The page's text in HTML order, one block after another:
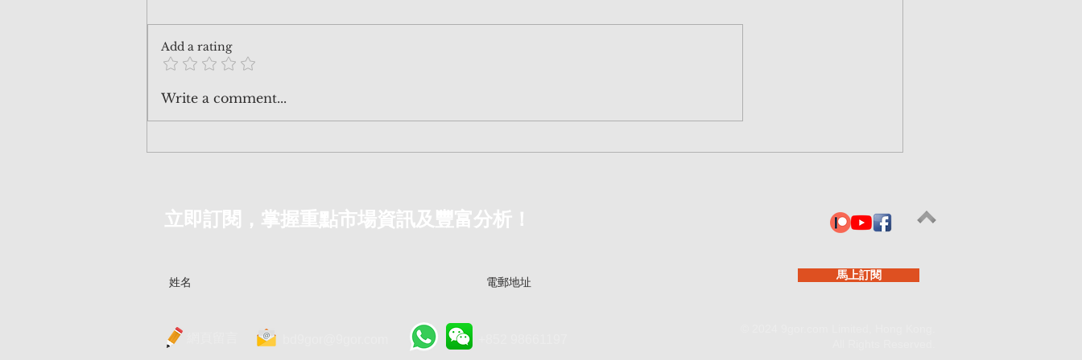
260801 芯片巨人開出2,500億
後一根稻草？| 《AI泡沫爆
終局的開端》 | EndGame
破：終局的開端》 | EndGame
Add a rating
Write a comment...
立即訂閱，掌握重點市場資訊及豐富分析！
馬上訂閱